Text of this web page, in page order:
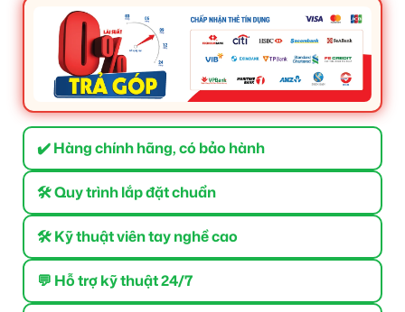
✔️ Hàng chính hãng, có bảo hành
🛠 Quy trình lắp đặt chuẩn
🛠 Kỹ thuật viên tay nghề cao
💬 Hỗ trợ kỹ thuật 24/7